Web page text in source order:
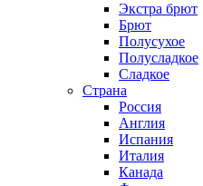
Экстра брют
Брют
Полусухое
Полусладкое
Сладкое
Страна
Россия
Англия
Испания
Италия
Канада